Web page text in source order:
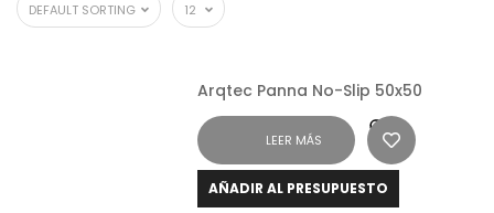
DEFAULT SORTING 12
LEER MÁS
AÑADIR AL PRESUPUESTO
Arqtec Panna No-Slip 50x50